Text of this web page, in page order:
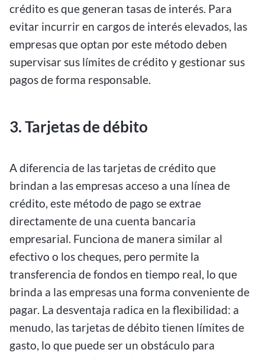
crédito es que generan tasas de interés. Para
evitar incurrir en cargos de interés elevados, las
empresas que optan por este método deben
supervisar sus límites de crédito y gestionar sus
pagos de forma responsable.
3. Tarjetas de débito
A diferencia de las tarjetas de crédito que
brindan a las empresas acceso a una línea de
crédito, este método de pago se extrae
directamente de una cuenta bancaria
empresarial. Funciona de manera similar al
efectivo o los cheques, pero permite la
transferencia de fondos en tiempo real, lo que
brinda a las empresas una forma conveniente de
pagar. La desventaja radica en la flexibilidad: a
menudo, las tarjetas de débito tienen límites de
gasto, lo que puede ser un obstáculo para